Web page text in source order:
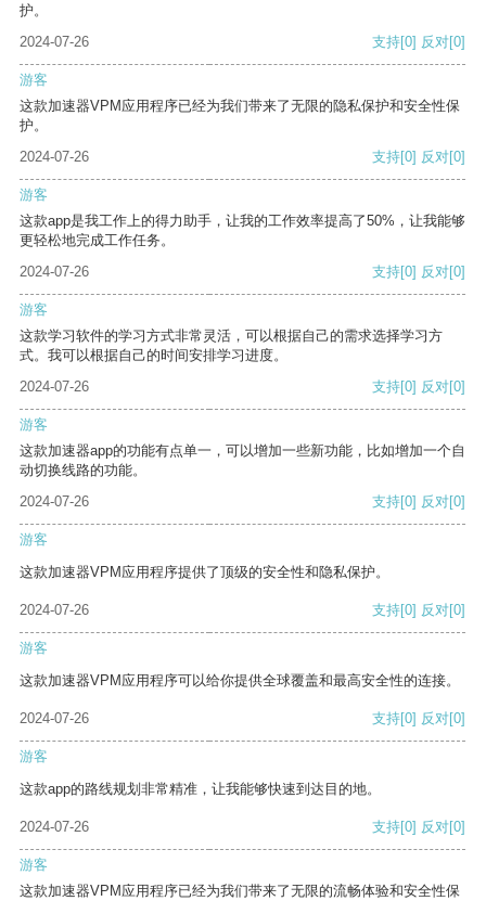
护。
2024-07-26
支持[0] 反对[0]
游客
这款加速器VPM应用程序已经为我们带来了无限的隐私保护和安全性保
护。
2024-07-26
支持[0] 反对[0]
游客
这款app是我工作上的得力助手，让我的工作效率提高了50%，让我能够
更轻松地完成工作任务。
2024-07-26
支持[0] 反对[0]
游客
这款学习软件的学习方式非常灵活，可以根据自己的需求选择学习方
式。我可以根据自己的时间安排学习进度。
2024-07-26
支持[0] 反对[0]
游客
这款加速器app的功能有点单一，可以增加一些新功能，比如增加一个自
动切换线路的功能。
2024-07-26
支持[0] 反对[0]
游客
这款加速器VPM应用程序提供了顶级的安全性和隐私保护。
2024-07-26 支持[0] 反对[0]
游客
这款加速器VPM应用程序可以给你提供全球覆盖和最高安全性的连接。
2024-07-26 支持[0] 反对[0]
游客
这款app的路线规划非常精准，让我能够快速到达目的地。
2024-07-26 支持[0] 反对[0]
游客
这款加速器VPM应用程序已经为我们带来了无限的流畅体验和安全性保